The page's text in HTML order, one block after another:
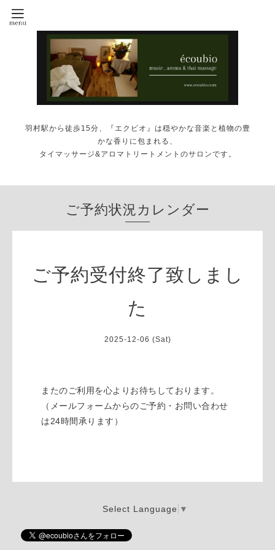
羽村駅から徒歩15分、『エクビオ』は穏やかな音楽と植物の豊
かな香りに包まれる、
タイマッサージ&アロマトリートメントのサロンです。
ご予約状況カレンダー
ご予約受付終了致しまし
た
2025-12-06 (Sat)
またのご利用を心よりお待ちしております。
（メールフォームからのご予約・お問い合わせ
は24時間承ります）
Select Language ▼